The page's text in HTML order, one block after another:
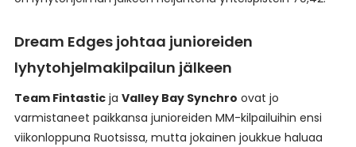
Dream Edges johtaa junioreiden
lyhytohjelmakilpailun jälkeen
Team Fintasticja Valley Bay Synchro ovat jo
varmistaneet paikkansa junioreiden MM-kilpailuihin ensi
viikonloppuna Ruotsissa, mutta jokainen joukkue haluaa